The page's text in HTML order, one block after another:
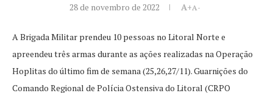
28 de novembro de 2022 A+A-
A Brigada Militar prendeu 10 pessoas no Litoral Norte e
apreendeu três armas durante as ações realizadas na Operação
Hoplitas do último fim de semana (25,26,27/11). Guarnições do
Comando Regional de Polícia Ostensiva do Litoral (CRPO